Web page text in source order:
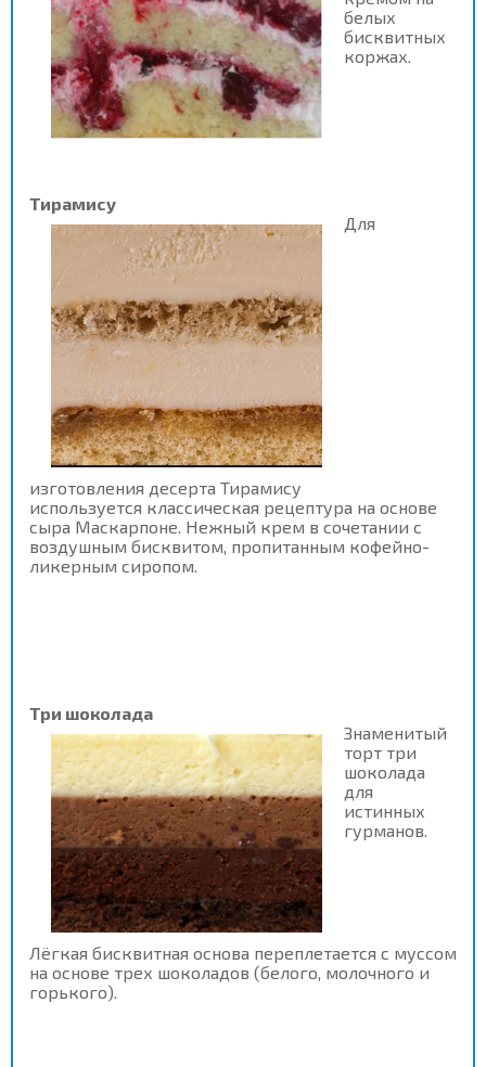
белых
бисквитных
коржах.
Тирамису
Для
изготовления десерта Тирамису
используется классическая рецептура на основе
сыра Маскарпоне. Нежный крем в сочетании с
воздушным бисквитом, пропитанным кофейно-
ликерным сиропом.
Три шоколада
Знаменитый
торт три
шоколада
для
истинных
гурманов.
Лёгкая бисквитная основа переплетается с муссом
на основе трех шоколадов (белого, молочного и
горького).